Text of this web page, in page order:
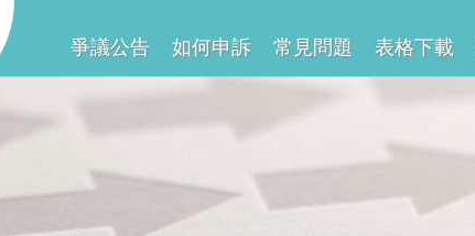
爭議公告 如何申訴 常見問題 表格下載